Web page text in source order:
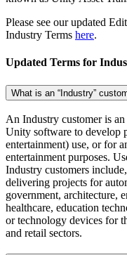
LiveOps
Perspectivas post-
Adquisición de usuarios
Hazte descubrir y adquiere
Compras dentro de la
Gestionar las IAP dentro
canal directo al
Monetización
Conecta a los jugadores
Publicitar con Unity
Casos de uso
Venta minorista
Transforma las
Industria automotriz
Impulsar la innovación y
Ver todas las industrias
Casos de estudio
Guías de mejores prácticas
Consejos y trucos de
Demostraciones
Demostraciones,
Todos los recursos
Novedades
Blog
Actualizaciones,
Novedades
Premios Unity
Guías prácticas
Consejos prácticos y
Para estudiantes
Impulsa tu carrera
Para docentes
Potencia tu enseñanza
Licencia gratuita para
Lleva el poder de Unity a
Certificaciones
Demuestra tu dominio de
Please see our updated
Industry Terms here.
Updated Terms for
What is an “Industry”
An Industry customer is
Unity software to develop
entertainment) use, or for
entertainment purposes.
Industry customers
delivering projects for
government, architecture,
healthcare, education
or technology devices for
and retail sectors.